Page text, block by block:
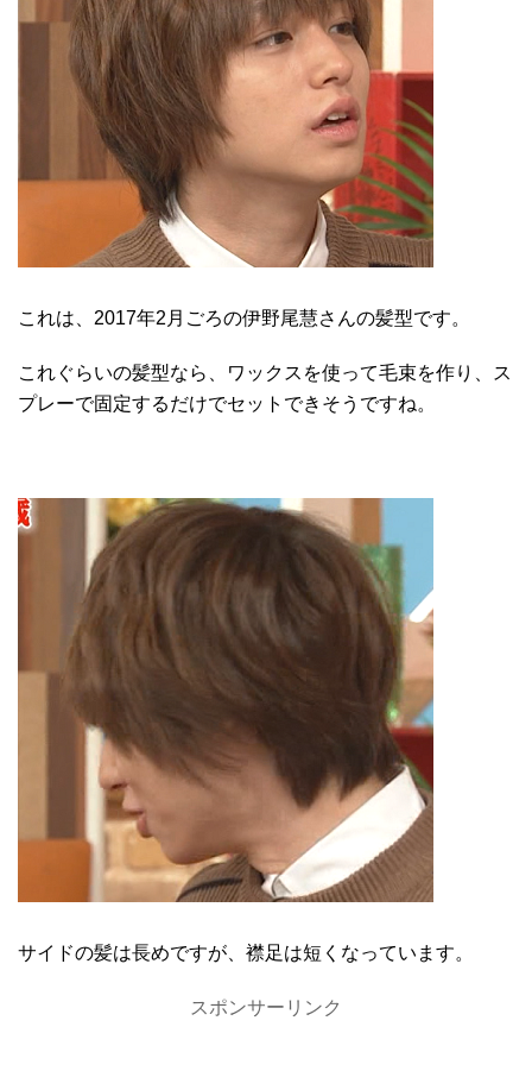
これは、2017年2月ごろの伊野尾慧さんの髪型です。
これぐらいの髪型なら、ワックスを使って毛束を作り、ス
プレーで固定するだけでセットできそうですね。
サイドの髪は長めですが、襟足は短くなっています。
スポンサーリンク